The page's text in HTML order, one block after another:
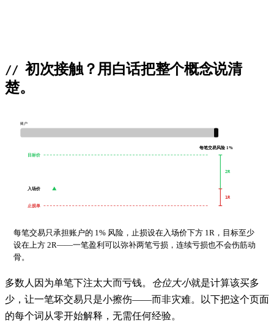
初次接触？用白话把整个概念说清
楚。
账户
每笔交易风险 1%
入场价
止损单
目标价
1R
2R
每笔交易只承担账户的 1% 风险，止损设在入场价下方 1R，目标至少
设在上方 2R——一笔盈利可以弥补两笔亏损，连续亏损也不会伤筋动
骨。
多数人因为单笔下注太大而亏钱。 仓位大小就是计算该买多
少，让一笔坏交易只是小擦伤——而非灾难。以下把这个页面
的每个词从零开始解释，无需任何经验。